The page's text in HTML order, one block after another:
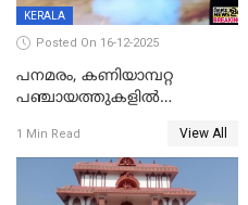
KERALA
Posted On 16-12-2025
പനമരം, കണിയാമ്പറ്റ
പഞ്ചായത്തുകളിൽ
സ്ഥാപനങ്ങൾക്ക് അവധി
1 Min Read View All